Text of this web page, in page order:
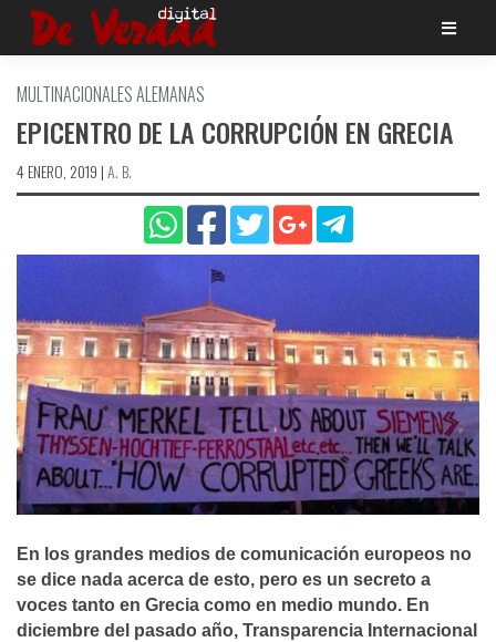
Saltar
MULTINACIONALES ALEMANAS
EPICENTRO DE LA CORRUPCIÓN EN GRECIA
4 ENERO, 2019 |A. B.
En los grandes medios de comunicación europeos no
se dice nada acerca de esto, pero es un secreto a
voces tanto en Grecia como en medio mundo. En
diciembre del pasado año, Transparencia Internacional